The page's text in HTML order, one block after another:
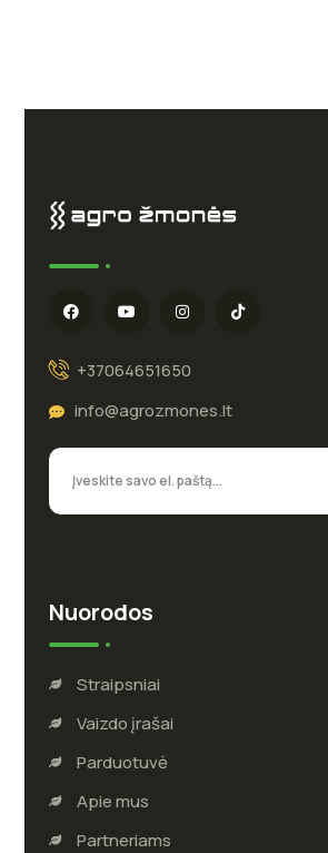
+37064651650
info@agrozmones.lt
Nuorodos
Straipsniai
Vaizdo įrašai
Parduotuvė
Apie mus
Partneriams